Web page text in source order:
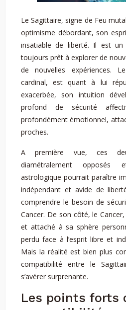
Le Sagittaire, signe de Feu
optimisme débordant, son
insatiable de liberté. Il est un
toujours prêt à explorer de
de nouvelles expériences.
cardinal, est quant à lui
exacerbée, son intuition
profond de sécurité
profondément émotionnel,
proches.
A première vue, ces
diamétralement opposés
astrologique pourrait paraître
indépendant et avide de
comprendre le besoin de
Cancer. De son côté, le
et attaché à sa sphère
perdu face à l’esprit libre et
Mais la réalité est bien plus
compatibilité entre le
s’avérer surprenante.
Les points forts